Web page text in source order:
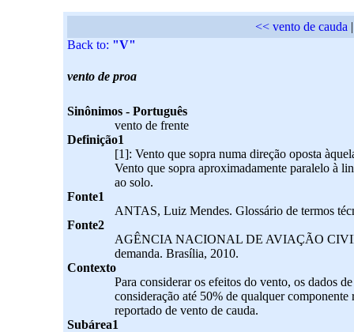
<< vento de cauda
Back to: "V"
vento de proa
Sinônimos - Português
vento de frente
Definição1
[1]: Vento que sopra numa direção oposta
Vento que sopra aproximadamente paralelo à
ao solo.
Fonte1
ANTAS, Luiz Mendes. Glossário de termos
Fonte2
AGÊNCIA NACIONAL DE AVIAÇÃO CIVIL.
demanda. Brasília, 2010.
Contexto
Para considerar os efeitos do vento, os dados
consideração até 50% de qualquer
reportado de vento de cauda.
Subárea1